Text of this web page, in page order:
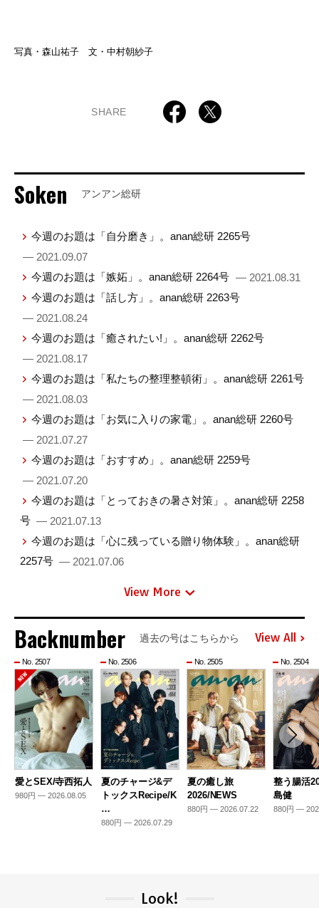
写真・森山祐子 文・中村朝紗子
SHARE
Soken アンアン総研
今週のお題は「自分磨き」。anan総研 2265号
— 2021.09.07
今週のお題は「嫉妬」。anan総研 2264号 — 2021.08.31
今週のお題は「話し方」。anan総研 2263号
— 2021.08.24
今週のお題は「癒されたい!」。anan総研 2262号
— 2021.08.17
今週のお題は「私たちの整理整頓術」。anan総研 2261号
— 2021.08.03
今週のお題は「お気に入りの家電」。anan総研 2260号
— 2021.07.27
今週のお題は「おすすめ」。anan総研 2259号
— 2021.07.20
今週のお題は「とっておきの暑さ対策」。anan総研 2258
号 — 2021.07.13
今週のお題は「心に残っている贈り物体験」。anan総研
2257号 — 2021.07.06
View More
Backnumber 過去の号はこちらから View All
No. 2507
愛とSEX/寺西拓人
980円 — 2026.08.05
No. 2506
夏のチャージ&デ
トックスRecipe/K
…
880円 — 2026.07.29
No. 2505
夏の癒し旅
2026/NEWS
880円 — 2026.07.22
No. 2504
整う腸活
島健
880円 —
Look!